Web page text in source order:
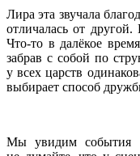
Лира эта звучала
отличалась от
Что-то в далёкое
забрав с собой по
у всех царств
выбирает способ
Мы увидим события